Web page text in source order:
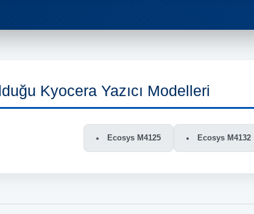
Kyocera Yazıcı Modelleri
Ecosys M4125 Ecosys M4132